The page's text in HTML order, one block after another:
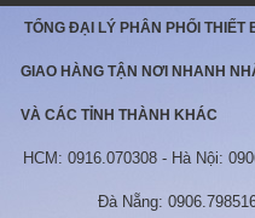
TỔNG ĐẠI LÝ PHÂN PHỐI THIẾT
GIAO HÀNG TẬN NƠI NHANH
VÀ CÁC TỈNH THÀNH KHÁC
HCM: 0916.070308 - Hà Nội:
Đà Nẵng: